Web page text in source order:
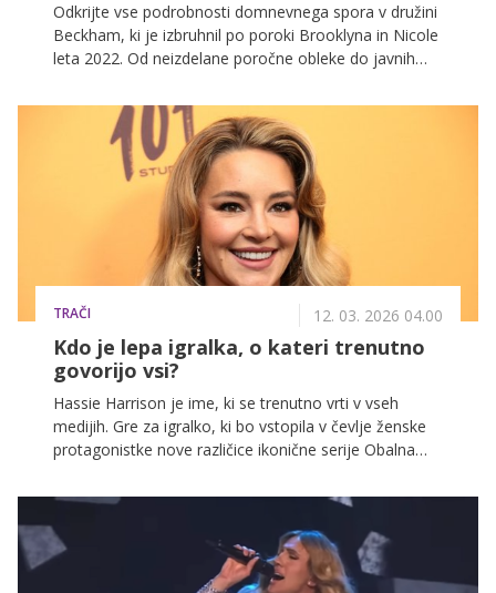
Odkrijte vse podrobnosti domnevnega spora v družini
Beckham, ki je izbruhnil po poroki Brooklyna in Nicole
leta 2022. Od neizdelane poročne obleke do javnih
TRAČI 12. 03. 2026 04.00
Kdo je lepa igralka, o kateri trenutno
govorijo vsi?
Hassie Harrison je ime, ki se trenutno vrti v vseh
medijih. Gre za igralko, ki bo vstopila v čevlje ženske
protagonistke nove različice ikonične serije Obalna
ponovila uspeh Pamele Anderson.